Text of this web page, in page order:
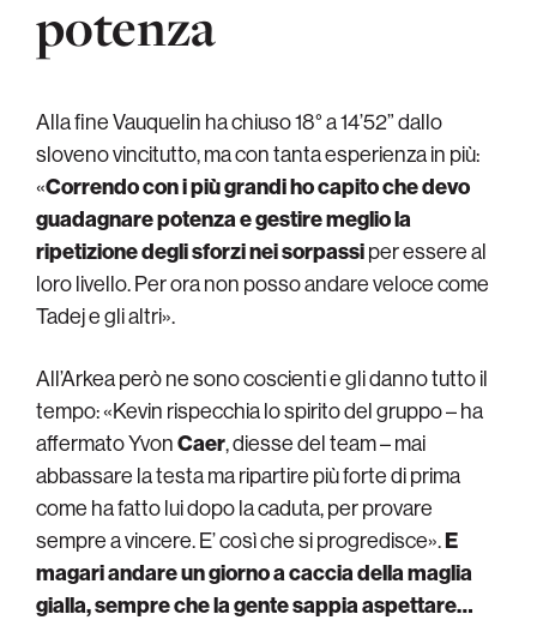
potenza
Alla fine Vauquelin ha chiuso 18° a 14’52” dallo
sloveno vincitutto, ma con tanta esperienza in più:
«Correndo con i più grandi ho capito che devo
guadagnare potenza e gestire meglio la
ripetizione degli sforzi nei sorpassiper essere al
loro livello. Per ora non posso andare veloce come
Tadej e gli altri».
All’Arkea però ne sono coscienti e gli danno tutto il
tempo: «Kevin rispecchia lo spirito del gruppo – ha
affermato YvonCaer, diesse del team – mai
abbassare la testa ma ripartire più forte di prima
come ha fatto lui dopo la caduta, per provare
sempre a vincere. E’ così che si progredisce».E
magari andare un giorno a caccia della maglia
gialla, sempre che la gente sappia aspettare…